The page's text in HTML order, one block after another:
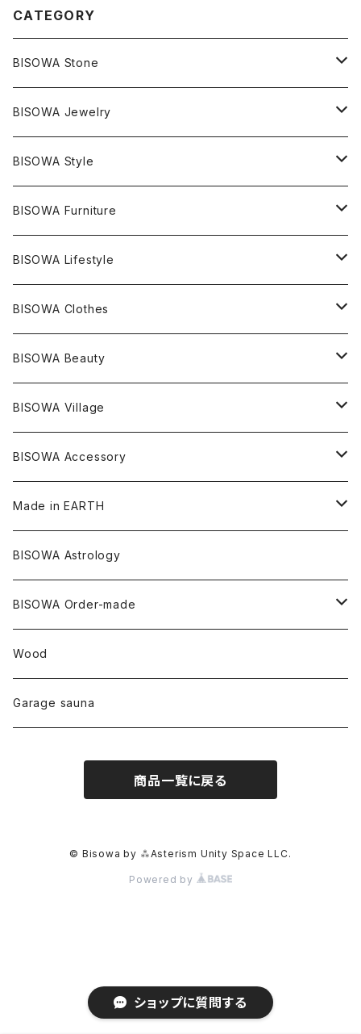
ショップに質問する
CATEGORY
BISOWA Stone
マスタークリスタル / 水晶
エレスチャル
ライトニング
ツインソウル
メタモルフォーゼス
クォーツインクォーツ
ガーデンクォーツ
石の種類別
アメジスト
アクアマリン
デュモルチェライト
タンザナイト
ムーンストーン
ルチルクォーツ
スモーキークォーツ
産地別
ヒマラヤ
ブラジル
中国
アメリカ
BISOWA Jewelry
ネックレス／ペンダント
宇佐美聖子
絹麻 ~kenma~
ピアス
宇佐美聖子
Others
ブレスレット
宇佐美聖子
Others
リング
サンキャッチャー
ヘアアクセサリー
イヤリング
キーホルダー
BISOWA Style
ONE PIECE
ヘンプ
オーガニックコットン
PANTS
ヘンプ
オーガニックコットン
T-SHIRT
オーガニックコットン
ヘンプコットン
leggings
ヘンプ
オーガニックコットン
Others
ヘンプ
オーガニックコットン
Underwear
BISOWA Furniture
のるすく
BISOWA Lifestyle
Music
宇佐美聖子
Niceness Music
浄化アイテム
Cosmic Hemp 麻炭
セージ
オラクルカード
キャンドル
HAZE 和蝋燭
縁キャンドル
陶器
大蝶恵美子
Tomoko Uemura Art 麻炭陶器
Cosmic hemp
YUGEN GLASS
others
foods
BISOWA Clothes
麻
絹
Others
オーガニックコットン
バンブー
オーガニックフリース
BISOWA Beauty
ヘンプオイル
BISOWA Village
Bisowa Club Room
BISOWA Accessory
ヘアゴム
宇佐美聖子
Made in EARTH
Misakubo Japan
碧-AOI-の松葉天然酵母パン
Uwajima Japan
BISOWA Astrology
BISOWA Order-made
∞Seiko Usami∞
Wood
Garage sauna
商品一覧に戻る
© Bisowa by ⁂Asterism Unity Space LLC.
Powered by